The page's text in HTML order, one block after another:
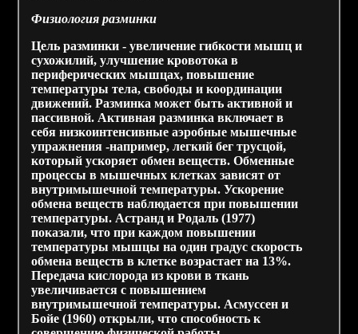
Физиология разминки
Цель разминки - увеличение гибкости мышц и
сухожилий, улучшение кровотока в
периферических мышцах, повышение
температуры тела, свободы и координации
движений. Разминка может быть активной и
пассивной. Активная разминка включает в
себя низкоинтенсивные аэробные мышечные
упражнения -например, легкий бег трусцой,
который ускоряет обмен веществ. Обменные
процессы в мышечных клетках зависят от
внутримышечной температуры. Ускорение
обмена веществ наблюдается при повышении
температуры. Астранд и Родаль (1977)
показали, что при каждом повышении
температуры мышцы на один градус скорость
обмена веществ в клетке возрастает на 13%.
Передача кислорода из крови в ткань
увеличивается с повышением
внутримышечной температуры. Асмуссен и
Бойе (1960) открыли, что способность к